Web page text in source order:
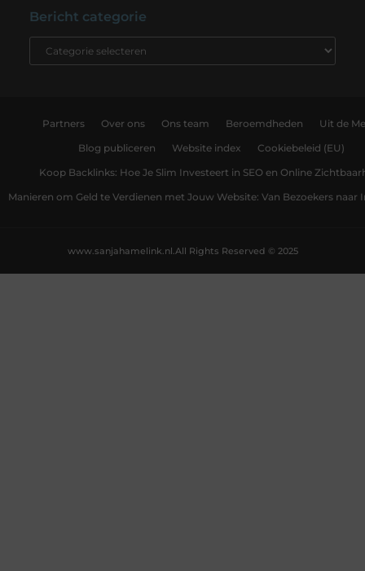
Bericht categorie
Partners Over ons Ons team Beroemdheden Uit de
Blog publiceren Website index Cookiebeleid (EU)
Koop Backlinks: Hoe Je Slim Investeert in SEO en Online
Manieren om Geld te Verdienen met Jouw Website: Van Bezoekers naar
All Rights Reserved © 2025
www.sanjahamelink.nl.